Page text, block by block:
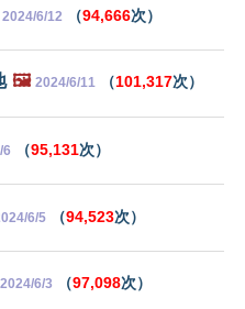
2024/6/12 （94,666次）
🖼️ 2024/6/11 （101,317次）
6 （95,131次）
6/5 （94,523次）
2024/6/3 （97,098次）